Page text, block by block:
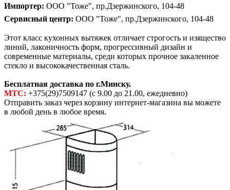
Импортер: ООО "Тоже", пр.Дзержинского, 104-48
Сервисный центр: ООО "Тоже", пр.Дзержинского, 104-48
Этот класс кухонных вытяжек отличает строгость и изящество
линий, лаконичность форм, прогрессивный дизайн и
современные материалы, среди которых прочное закаленное
стекло и высококачественная сталь.
Бесплатная доставка по г.Минску.
МТС: +375(29)7509147 (с 9.00 до 21.00, ежедневно)
Отправить заказ через корзину интернет-магазина вы можете
в любой день в любое время.